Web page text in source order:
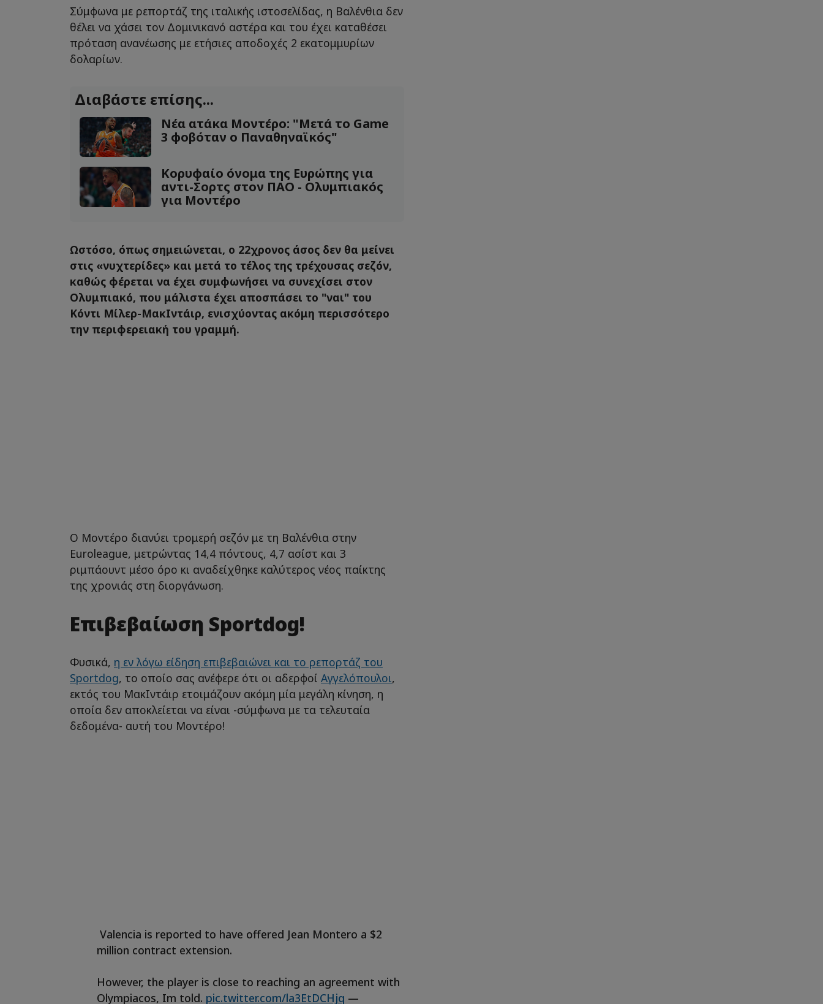
Σύμφωνα με ρεπορτάζ της ιταλικής ιστοσελίδας, η Βαλένθια δεν
θέλει να χάσει τον Δομινικανό αστέρα και του έχει καταθέσει
πρόταση ανανέωσης με ετήσιες αποδοχές 2 εκατομμυρίων
δολαρίων.
Διαβάστε επίσης...
Νέα ατάκα Μοντέρο: "Μετά το Game
3 φοβόταν ο Παναθηναϊκός"
Κορυφαίο όνομα της Ευρώπης για
αντι-Σορτς στον ΠΑΟ - Ολυμπιακός
για Μοντέρο
Ωστόσο, όπως σημειώνεται, ο 22χρονος άσος δεν θα μείνει
στις «νυχτερίδες» και μετά το τέλος της τρέχουσας σεζόν,
καθώς φέρεται να έχει συμφωνήσει να συνεχίσει στον
Ολυμπιακό, που μάλιστα έχει αποσπάσει το "ναι" του
Κόντι Μίλερ-ΜακΙντάιρ, ενισχύοντας ακόμη περισσότερο
την περιφερειακή του γραμμή.
Ο Μοντέρο διανύει τρομερή σεζόν με τη Βαλένθια στην
Εuroleague, μετρώντας 14,4 πόντους, 4,7 ασίστ και 3
ριμπάουντ μέσο όρο κι αναδείχθηκε καλύτερος νέος παίκτης
της χρονιάς στη διοργάνωση.
Επιβεβαίωση Sportdog!
Φυσικά, η εν λόγω είδηση επιβεβαιώνει και το ρεπορτάζ του
Sportdog, το οποίο σας ανέφερε ότι οι αδερφοί Αγγελόπουλοι,
εκτός του ΜακΙντάιρ ετοιμάζουν ακόμη μία μεγάλη κίνηση, η
οποία δεν αποκλείεται να είναι -σύμφωνα με τα τελευταία
δεδομένα- αυτή του Μοντέρο!
Valencia is reported to have offered Jean Montero a $2
million contract extension.
However, the player is close to reaching an agreement with
Olympiacos, Im told. pic.twitter.com/la3EtDCHjq —